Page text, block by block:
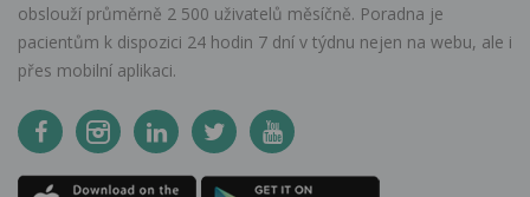
obslouží průměrně 2 500 uživatelů měsíčně. Poradna je
pacientům k dispozici 24 hodin 7 dní v týdnu nejen na webu, ale i
přes mobilní aplikaci.